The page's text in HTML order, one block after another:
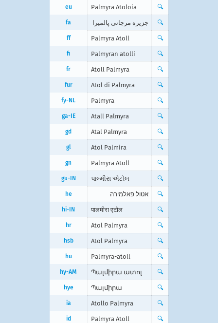
eu Palmyra Atoloia 🔍
fa جزیره مرجانی پالمیرا 🔍
ff Palmyra Atoll 🔍
fi Palmyran atolli 🔍
fr Atoll Palmyra 🔍
fur Atol di Palmyra 🔍
fy-NL Palmyra 🔍
ga-IE Atall Palmyra 🔍
gd Atal Palmyra 🔍
gl Atol Palmira 🔍
gn Palmyra Atoll 🔍
gu-IN પાલ્મીરા એટોલ 🔍
he אטול פאלמירה 🔍
hi-IN पालमीरा एटोल 🔍
hr Atol Palmyra 🔍
hsb Atol Palmyra 🔍
hu Palmyra-atoll 🔍
hy-AM Պալմիրա ատոլ 🔍
hye Պալմիրա 🔍
ia Atollo Palmyra 🔍
id Palmyra Atoll 🔍